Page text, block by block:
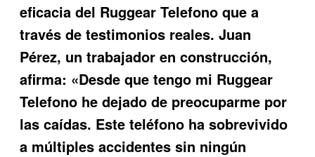
eficacia del Ruggear Telefono que a
través de testimonios reales. Juan
Pérez, un trabajador en construcción,
afirma: «Desde que tengo mi Ruggear
Telefono he dejado de preocuparme por
las caídas. Este teléfono ha sobrevivido
a múltiples accidentes sin ningún